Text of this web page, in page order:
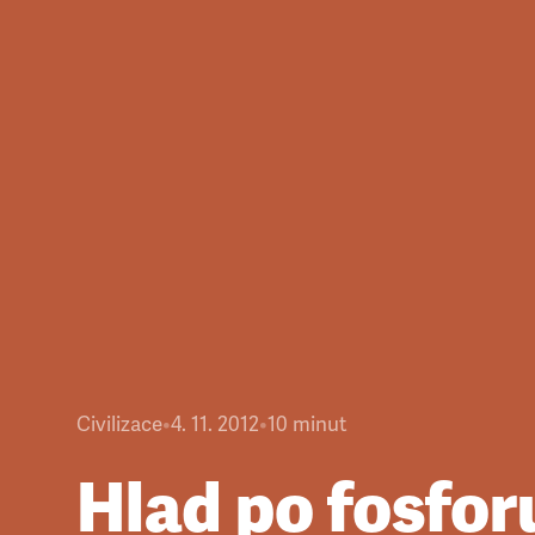
Civilizace•4. 11. 2012•10 minut
Hlad po